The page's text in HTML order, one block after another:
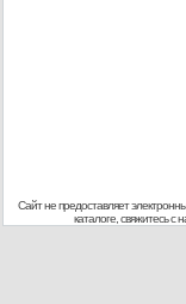
Сайт не предоставляет
каталоге, свяжитесь